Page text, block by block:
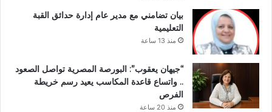
بيان تضامني مع مدير عام إدارة حدائق القبة
التعليمية
منذ 13 ساعة
“جيهان يعقوب”: البورصة المصرية تواصل الصعود
.. واتساع قاعدة المكاسب يعيد رسم خريطة
الفرص
منذ 20 ساعة